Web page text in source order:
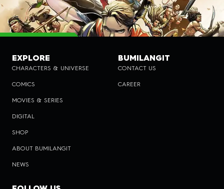
EXPLORE
CHARACTERS & UNIVERSE
COMICS
MOVIES & SERIES
DIGITAL
SHOP
ABOUT BUMILANGIT
NEWS
BUMILANGIT
CONTACT US
CAREER